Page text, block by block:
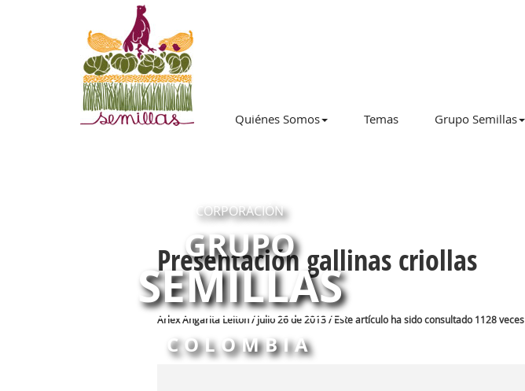
Quiénes Somos Temas Grupo Semillas
CORPORACIÓN
GRUPO
SEMILLAS
COLOMBIA
Presentación gallinas criollas
Arlex Angarita Leiton / Julio 26 de 2013 / Este artículo ha sido consultado 1128 veces